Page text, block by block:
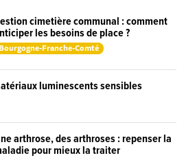
cimetière communal : comment
les besoins de place ?
Bourgogne-Franche-Comté
luminescents sensibles
arthrose, des arthroses : repenser la
pour mieux la traiter